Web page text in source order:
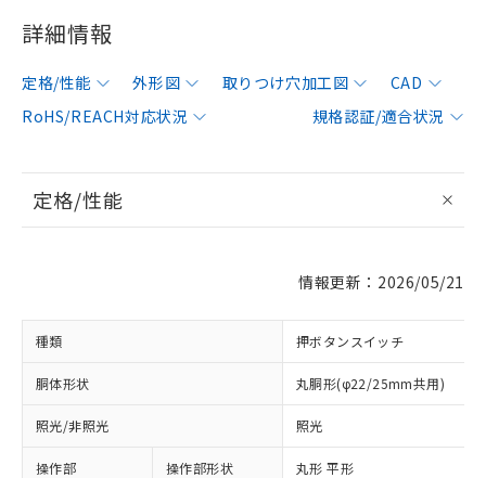
詳細情報
定格/性能 外形図 取りつけ穴加工図
CAD
RoHS/REACH対応状況
規格認証/適合状況
定格/性能
情報更新：2026/05/21
種類 押ボタンスイッチ
胴体形状 丸胴形(φ22/25mm共用)
照光/非照光 照光
操作部 操作部形状 丸形 平形